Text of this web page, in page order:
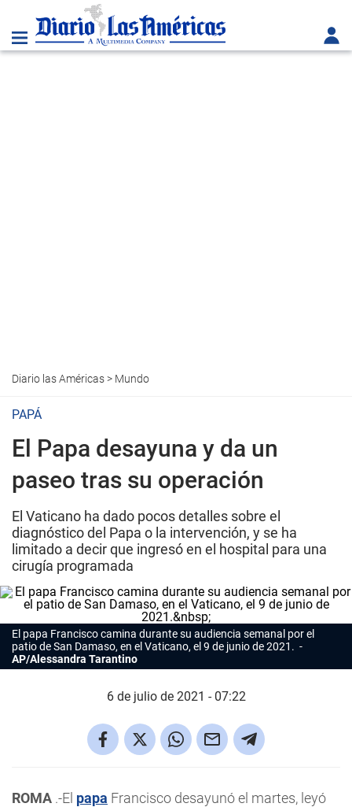
Diario las Américas> Mundo
PAPÁ
El Papa desayuna y da un
paseo tras su operación
El Vaticano ha dado pocos detalles sobre el
diagnóstico del Papa o la intervención, y se ha
limitado a decir que ingresó en el hospital para una
cirugía programada
El papa Francisco camina durante su audiencia semanal por el
patio de San Damaso, en el Vaticano, el 9 de junio de 2021.
AP/Alessandra Tarantino
6 de julio de 2021 - 07:22
ROMA .-El papa Francisco desayunó el martes, leyó